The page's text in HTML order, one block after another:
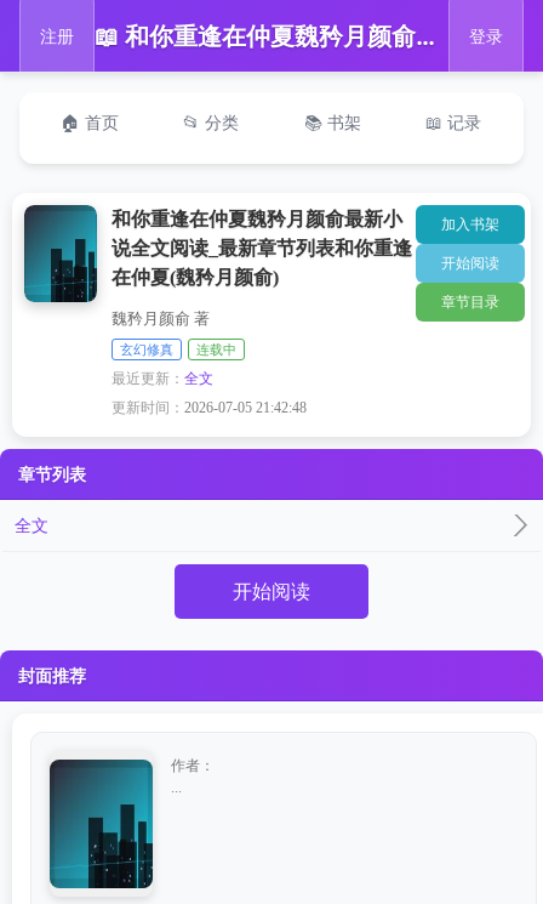
注册 📖 和你重逢在仲夏魏矜月颜俞最新小说全文阅读_最新章节列表和你重逢在仲夏(魏矜月颜俞) 登录
🏠 首页 📂 分类 📚 书架 📖 记录
和你重逢在仲夏魏矜月颜俞最新小
说全文阅读_最新章节列表和你重逢
在仲夏(魏矜月颜俞)
魏矜月颜俞 著
玄幻修真 连载中
最近更新：全文
更新时间：2026-07-05 21:42:48
加入书架
开始阅读
章节目录
章节列表
全文
开始阅读
封面推荐
作者：